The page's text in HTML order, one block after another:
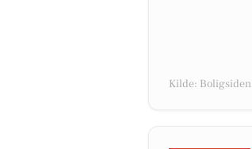
Kilde: Boligsiden